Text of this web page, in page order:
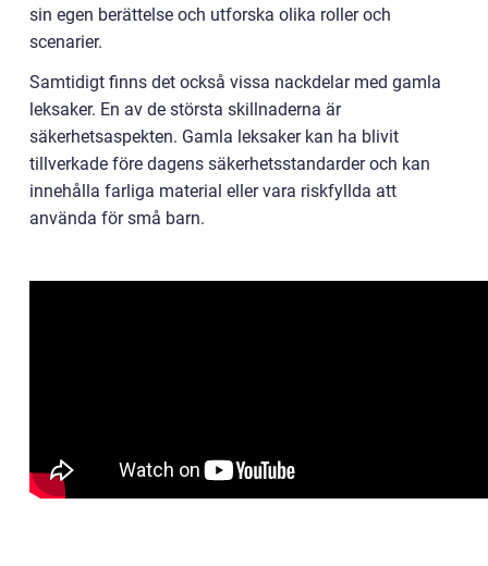
sin egen berättelse och utforska olika roller och
scenarier.
Samtidigt finns det också vissa nackdelar med gamla
leksaker. En av de största skillnaderna är
säkerhetsaspekten. Gamla leksaker kan ha blivit
tillverkade före dagens säkerhetsstandarder och kan
innehålla farliga material eller vara riskfyllda att
använda för små barn.